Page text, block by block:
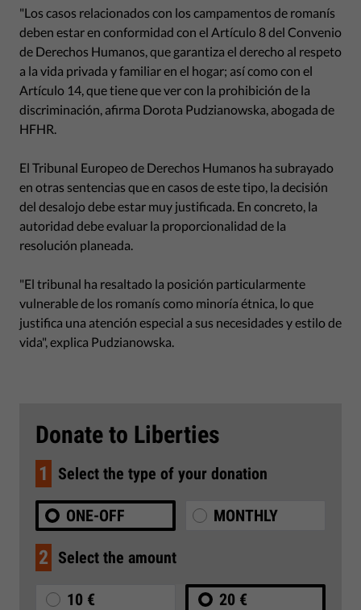
"Los casos relacionados con los campamentos de romanís
deben estar en conformidad con el Artículo 8 del Convenio
de Derechos Humanos, que garantiza el derecho al respeto
a la vida privada y familiar en el hogar; así como con el
Artículo 14, que tiene que ver con la prohibición de la
discriminación, afirma Dorota Pudzianowska, abogada de
HFHR.
El Tribunal Europeo de Derechos Humanos ha subrayado
en otras sentencias que en casos de este tipo, la decisión
del desalojo debe estar muy justificada. En concreto, la
autoridad debe evaluar la proporcionalidad de la
resolución planeada.
"El tribunal ha resaltado la posición particularmente
vulnerable de los romanís como minoría étnica, lo que
justifica una atención especial a sus necesidades y estilo de
vida", explica Pudzianowska.
Donate to Liberties
1 Select the type of your donation
ONE-OFF MONTHLY
2 Select the amount
10 € 20 €